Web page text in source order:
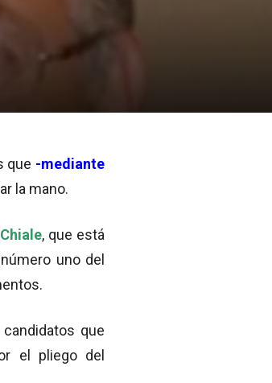
que -mediante
la mano.
, que está
uno del
que
el pliego del